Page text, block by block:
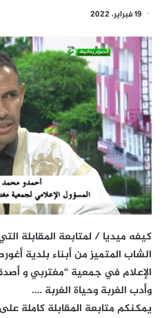
19 فبراير، 2022
كيفه ميديا / لمتابعة المقابلة
الشاب المتميز من أبناء بلدية
الإعلام في جمعية “مغتربي و
وأدب الغربة وحياة الغربة ….
يمكنكم متابعة المقابلة كاملة